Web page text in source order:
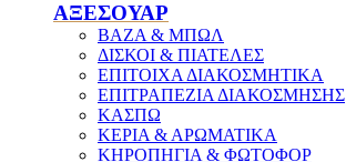
ΑΞΕΣΟΥΑΡ
ΒΑΖΑ & ΜΠΩΛ
ΔΙΣΚΟΙ & ΠΙΑΤΕΛΕΣ
ΕΠΙΤΟΙΧΑ ΔΙΑΚΟΣΜΗΤΙΚΑ
ΕΠΙΤΡΑΠΕΖΙΑ ΔΙΑΚΟΣΜΗΣΗΣ
ΚΑΣΠΩ
ΚΕΡΙΑ & ΑΡΩΜΑΤΙΚΑ
ΚΗΡΟΠΗΓΙΑ & ΦΩΤΟΦΟΡ